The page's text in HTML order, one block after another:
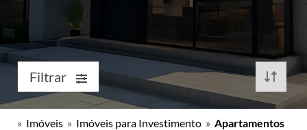
Filtrar
» Imóveis » Imóveis para Investimento » Apartamentos